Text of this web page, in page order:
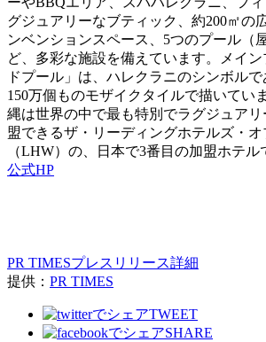
グジュアリーなブティック、約200㎡の
ンベンションスペース、5つのプール（
ど、多彩な施設を備えています。メイ
ドプール」は、ハレクラニのシンボル
150万個ものモザイクタイルで描いてい
縄は世界の中で最も特別でラグジュア
盟できるザ・リーディングホテルズ・
（LHW）の、日本で3番目の加盟ホテル
公式HP
PR TIMESプレスリリース詳細
提供： PR TIMES
TWEET
SHARE